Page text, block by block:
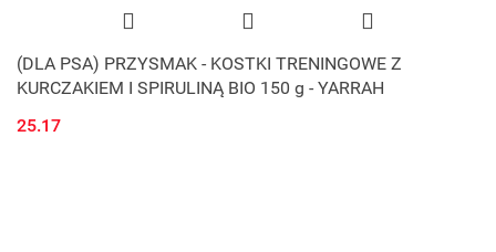
(DLA PSA) PRZYSMAK - KOSTKI TRENINGOWE Z
KURCZAKIEM I SPIRULINĄ BIO 150 g - YARRAH
25.17